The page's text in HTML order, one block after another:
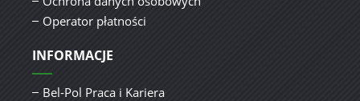
Operator płatności
INFORMACJE
Bel-Pol Praca i Kariera